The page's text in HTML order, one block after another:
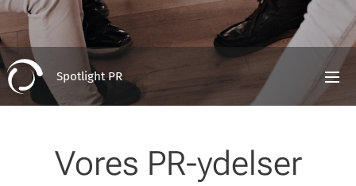
Spotlight PR
Vores PR-ydelser